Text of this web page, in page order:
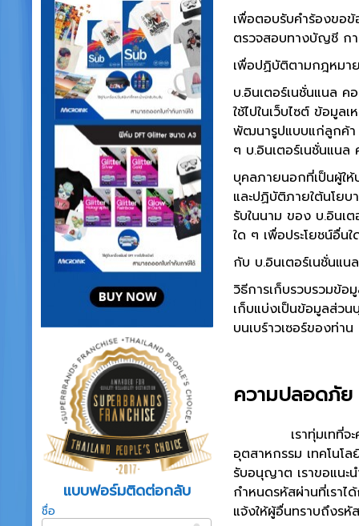
แบบฟอร์มติดต่อกลับ
ชื่อ
เพื่อตอบรับคำร้องขอ
ตรวจสอบทางบัญชี ก
เพื่อปฏิบัติตามกฎหมา
บ.อินเตอร์เนชั่นแนล ค
ใช้ไปในเว็บไซต์ ข้อมูล
พัฒนารูปแบบแก่ลูกค้า
ๆ บ.อินเตอร์เนชั่นแน
บุคลภายนอกที่เป็นผู้ให้
และปฏิบัติภายใต้นโย
รับในนาม ของ บ.อินเ
ใด ๆ เพื่อประโยชน์อื่น
กับ บ.อินเตอร์เนชั่นแน
วิธีการเก็บรวบรวมข้อ
เก็บแบ่งเป็นข้อมูลส่วน
บนเบร์าวเซอร์ของท่าน
ความปลอดภัย
เราทุ่มเทที่จะคุ้มค
อุตสาหกรรม เทคโนโ
รับอนุญาต เราขอแนะ
กำหนดรหัสผ่านที่เรา
แจ้งให้ผู้อื่นทราบถึงรหั